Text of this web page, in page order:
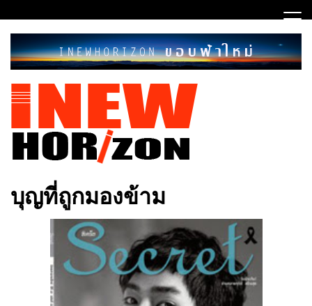
to
content
INEWHORIZON
บุญที่ถูกมองข้าม